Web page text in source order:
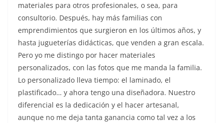
materiales para otros profesionales, o sea, para
consultorio. Después, hay más familias con
emprendimientos que surgieron en los últimos años, y
hasta jugueterías didácticas, que venden a gran escala.
Pero yo me distingo por hacer materiales
personalizados, con las fotos que me manda la familia.
Lo personalizado lleva tiempo: el laminado, el
plastificado… y ahora tengo una diseñadora. Nuestro
diferencial es la dedicación y el hacer artesanal,
aunque no me deja tanta ganancia como tal vez a los